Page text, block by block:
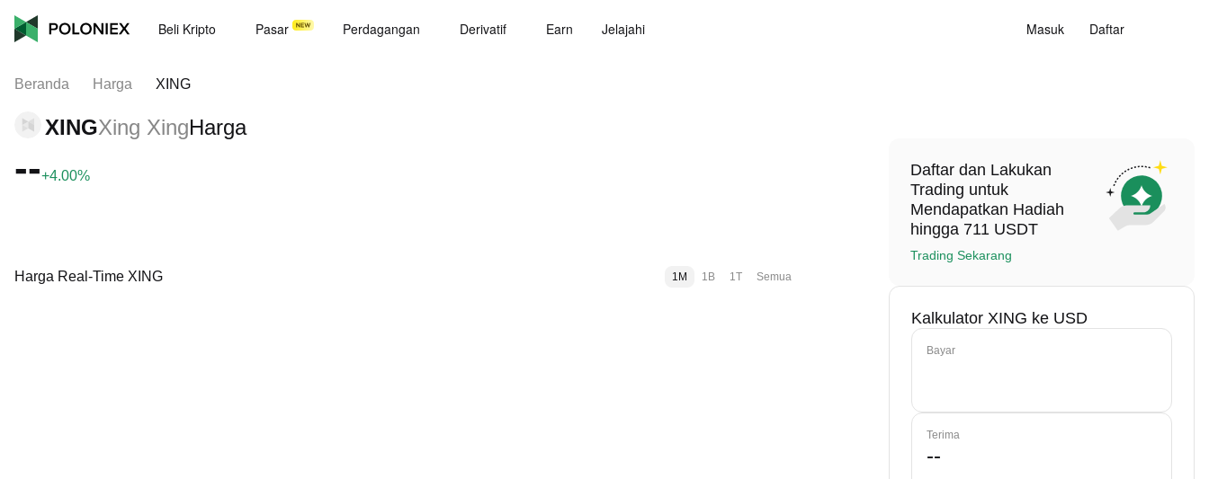
Beli Kripto Pasar Perdagangan Derivatif Earn Jelajahi Masuk Daftar
Beranda Harga XING
XINGXing XingHarga
--+4.00%
Harga Real-Time XING 1M 1B 1T Semua
Daftar dan Lakukan
Trading untuk
Mendapatkan Hadiah
hingga 711 USDT
Trading Sekarang
Kalkulator XING ke USD
Bayar
Terima